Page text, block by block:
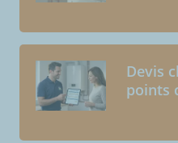
Devis
points